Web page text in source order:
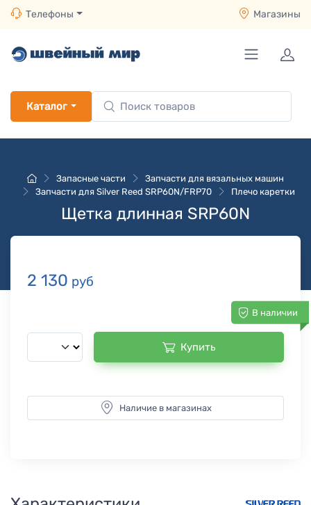
Телефоны Магазины
Каталог
Запасные части
Запчасти для вязальных машин
Запчасти для Silver Reed SRP60N/FRP70
Плечо каретки
Щетка длинная SRP60N
2 130 руб
В наличии
Купить
Наличие в магазинах